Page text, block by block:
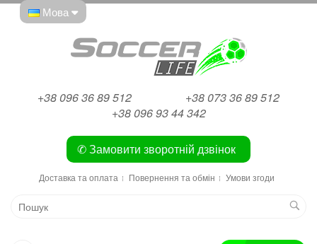
Мова
+38 096 36 89 512
+38 073 36 89 512
+38 096 93 44 342
✆ Замовити зворотній дзвінок
Доставка та оплата Повернення та обмін Умови згоди